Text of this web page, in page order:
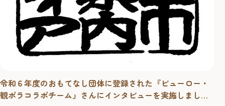
令和６年度のおもてなし団体に登録された『ビューロー・
観ボラコラボチーム』さんにインタビューを実施しまし